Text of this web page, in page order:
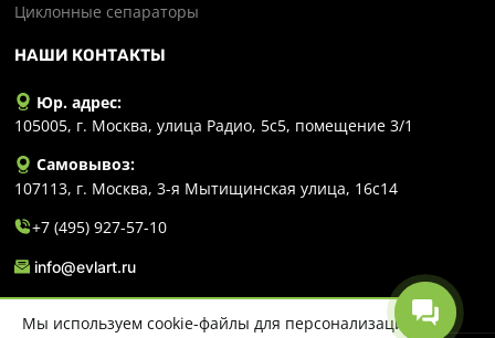
Циклонные сепараторы
НАШИ КОНТАКТЫ
Юр. адрес:
105005, г. Москва, улица Радио, 5с5, помещение 3/1
Самовывоз:
107113, г. Москва, 3-я Мытищинская улица, 16с14
+7 (495) 927-57-10
info@evlart.ru
Мы используем cookie-файлы для персонализации